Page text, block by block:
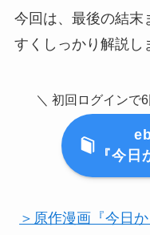
今回は、最後の結末
すくしっかり解説し
＼ 初回ログインで
『今
＞原作漫画『今日